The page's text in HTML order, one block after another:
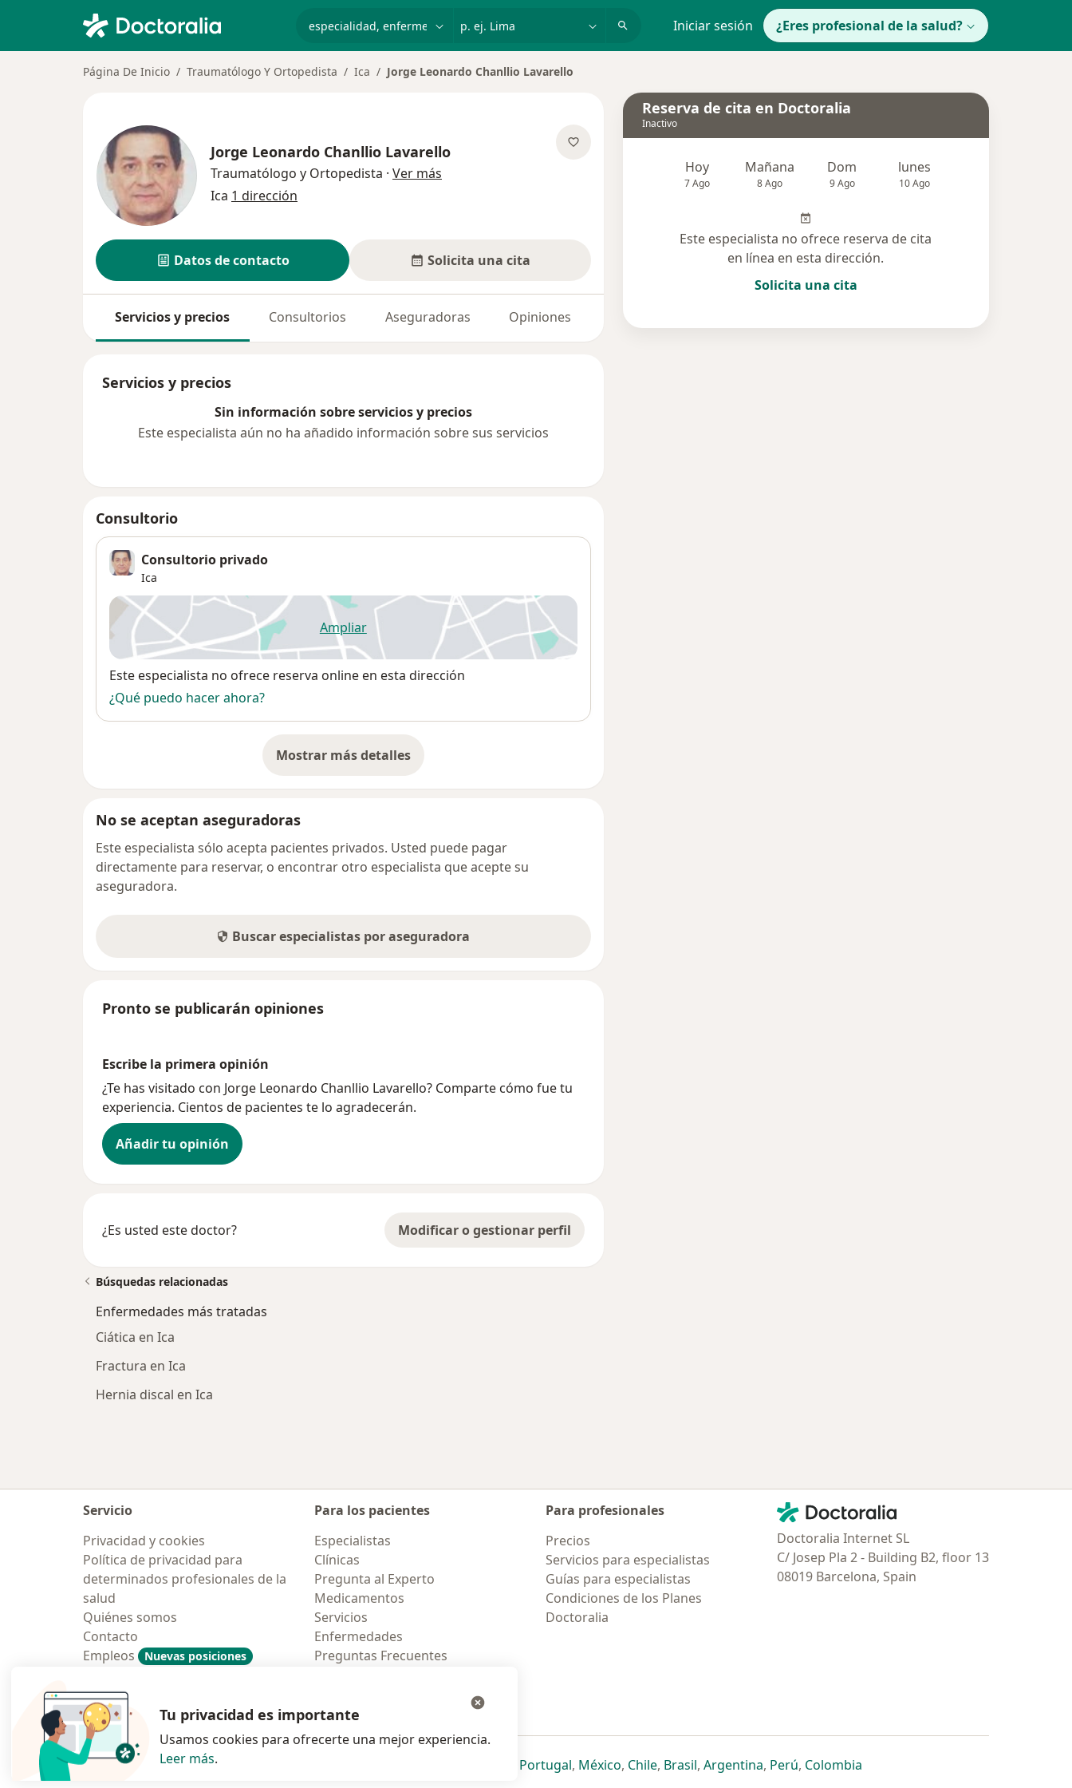
Iniciar sesión ¿Eres profesional de la salud?
Página De Inicio Traumatólogo Y Ortopedista Ica Jorge Leonardo Chanllio Lavarello
Jorge Leonardo Chanllio Lavarello
Traumatólogo y Ortopedista · Ver más
Ica 1 dirección
Datos de contacto Solicita una cita
Servicios y precios Consultorios Aseguradoras Opiniones
Servicios y precios
Sin información sobre servicios y precios
Este especialista aún no ha añadido información sobre sus servicios
Consultorio
Consultorio privado
Ica
Ampliarse abre en una nueva pestaña
Disponibilidad
Este especialista no ofrece reserva online en esta dirección
¿Qué puedo hacer ahora?
Mostrar más detalles
sobre la dirección
No se aceptan aseguradoras
Este especialista sólo acepta pacientes privados. Usted puede pagar
directamente para reservar, o encontrar otro especialista que acepte su
aseguradora.
Buscar especialistas por aseguradora
Pronto se publicarán opiniones
Escribe la primera opinión
¿Te has visitado con Jorge Leonardo Chanllio Lavarello? Comparte cómo fue tu
experiencia. Cientos de pacientes te lo agradecerán.
Añadir tu opinión
¿Es usted este doctor? Modificar o gestionar perfil
Reserva de cita en Doctoralia
Inactivo
Hoy
7 Ago
Mañana
8 Ago
Dom
9 Ago
lunes
10 Ago
Este especialista no ofrece reserva de cita
en línea en esta dirección.
Solicita una cita
Búsquedas relacionadas
Enfermedades más tratadas
Ciática en Ica
Fractura en Ica
Hernia discal en Ica
Servicio
Privacidad y cookies
Política de privacidad para
determinados profesionales de la
salud
Quiénes somos
Contacto
Empleos
Nuevas posiciones
Contratación
Para los pacientes
Especialistas
Clínicas
Pregunta al Experto
Medicamentos
Servicios
Enfermedades
Preguntas Frecuentes
Para profesionales
Precios
Servicios para especialistas
Guías para especialistas
Condiciones de los Planes
Doctoralia
Contacto
Doctoralia - Página de inicio
Doctoralia Internet SL
C/ Josep Pla 2 - Building B2, floor 13
08019 Barcelona, Spain
Polska se abre en una nueva pestaña
se abre en una nueva pestaña
se abre en una nueva pestaña
se abre en una nueva pestaña
Portugalse abre en una nueva pestaña
, Méxicose abre en una nueva pestaña
, Chilese abre en una nueva pestaña
, Brasilse abre en una nueva pestaña
, Argentinase abre en una nueva pestaña
, Perúse abre en una nueva pestaña
, Colombiase abre en una nueva pestaña
Tu privacidad es importante
Usamos cookies para ofrecerte una mejor experiencia.
Leer más.